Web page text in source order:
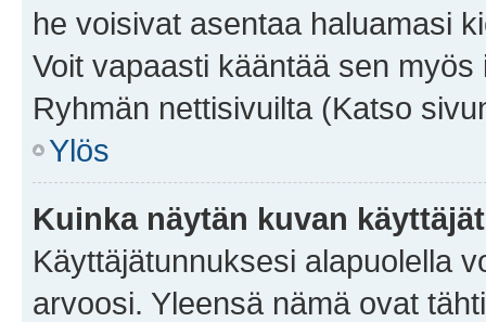
he voisivat asentaa haluamasi
Voit vapaasti kääntää sen
Ryhmän nettisivuilta (Katso
Ylös
Kuinka näytän kuvan
Käyttäjätunnuksesi alapuolella
arvoosi. Yleensä nämä ovat